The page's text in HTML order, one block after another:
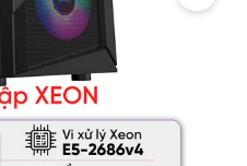
VND / tháng
699.917 VND / tháng
trả góp 0%